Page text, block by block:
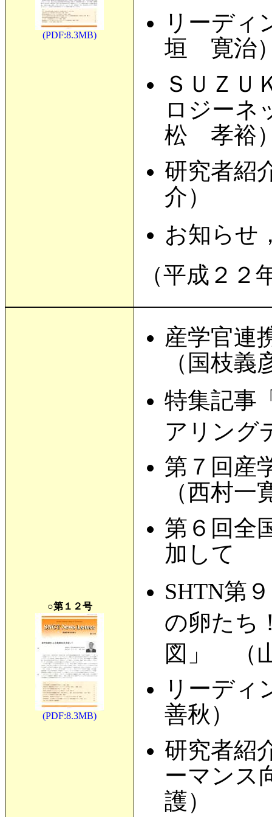
(PDF:8.3MB)
リーディ
垣 寛治
ＳＵＺＵ
ロジー
松 孝裕
研究者
介）
お知らせ
（平成２
○第１２号
(PDF:8.3MB)
産学官連
（国枝義
特集記事
アリング
第７回産
（西村一
第６回全
加して
SHTN第
の卵たち
図」 （
リーディ
善秋）
研究者紹
ーマンス
護）